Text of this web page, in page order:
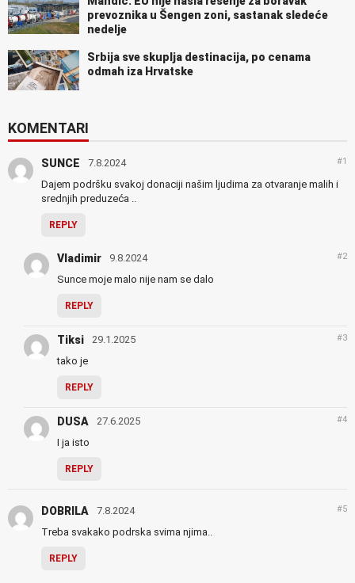
prevoznika u Šengen zoni, sastanak sledeće
nedelje
Srbija sve skuplja destinacija, po cenama
odmah iza Hrvatske
KOMENTARI
SUNCE 7.8.2024 #1
Dajem podršku svakoj donaciji našim ljudima za otvaranje malih i
srednjih preduzeća ..
REPLY
Vladimir 9.8.2024 #2
Sunce moje malo nije nam se dalo
REPLY
Tiksi 29.1.2025 #3
tako je
REPLY
DUSA 27.6.2025 #4
I ja isto
REPLY
DOBRILA 7.8.2024 #5
Treba svakako podrska svima njima..
REPLY